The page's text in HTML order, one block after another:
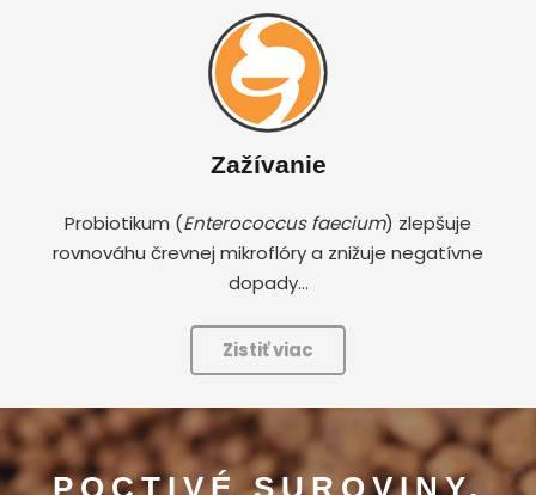
Zažívanie
Probiotikum (Enterococcus faecium) zlepšuje
rovnováhu črevnej mikroflóry a znižuje negatívne
dopady…
Zistiť viac
POCTIVÉ SUROVINY.